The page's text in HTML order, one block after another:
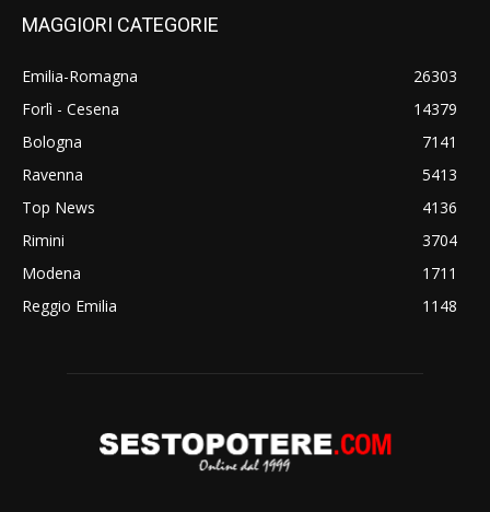
MAGGIORI CATEGORIE
Emilia-Romagna
26303
Forlì - Cesena
14379
Bologna
7141
Ravenna
5413
Top News
4136
Rimini
3704
Modena
1711
Reggio Emilia
1148